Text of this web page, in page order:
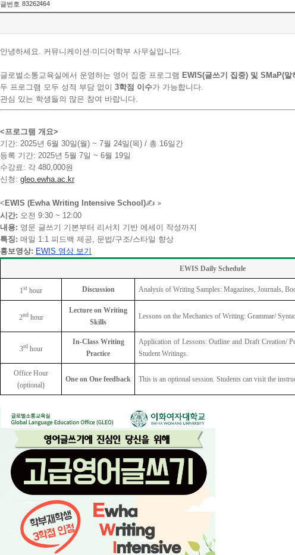
글번호 83262464
안녕하세요. 커뮤니케이션·미디어학부 사무실입니다.
글로벌소통교육실에서 운영하는 영어 집중 프로그램 EWIS(글쓰기 집중) 및 SMaP(말
두 프로그램 모두 성적 부담 없이 3학점 이수가 가능합니다.
관심 있는 학생들의 많은 참여 바랍니다.
<프로그램 개요>
기간: 2025년 6월 30일(월) ~ 7월 24일(목) / 총 16일간
등록 기간: 2025년 5월 7일 ~ 6월 19일
수강료: 각 480,000원
신청: gleo.ewha.ac.kr
< EWIS (Ewha Writing Intensive School)✍️ >
시간: 오전 9:30 ~ 12:00
내용: 영문 글쓰기 기본부터 리서치 기반 에세이 작성까지
특징: 매일 1:1 피드백 제공, 문법/구조/스타일 향상
홍보영상: EWIS 영상 보기
EWIS Daily Schedule
1st hour Discussion Analysis of Writing Samples: Magazines, Journals,
2nd hour
Lecture on Writing
Skills
Lessons on the Mechanics of Writing: Grammar/
3rd hour
In-Class Writing
Practice
Application of Lessons: Outline and Draft Creation/
Student Writings.
Office Hour
(optional)
One on One feedback This is an optional session. Students can visit the